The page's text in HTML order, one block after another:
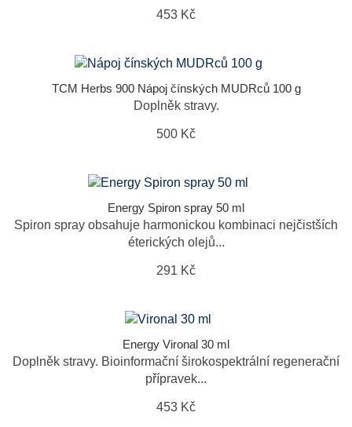
453 Kč
TCM Herbs 900 Nápoj čínských MUDRců 100 g
Doplněk stravy.
500 Kč
Energy Spiron spray 50 ml
Spiron spray obsahuje harmonickou kombinaci nejčistších
éterických olejů...
291 Kč
Energy Vironal 30 ml
Doplněk stravy. Bioinformační širokospektrální regenerační
přípravek...
453 Kč